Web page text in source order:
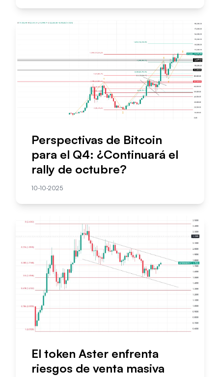
Perspectivas de Bitcoin
para el Q4: ¿Continuará el
rally de octubre?
10-10-2025
El token Aster enfrenta
riesgos de venta masiva